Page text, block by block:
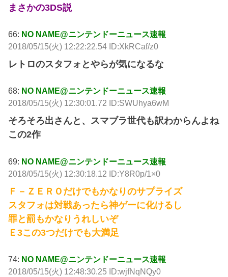
まさかの3DS説
66: NO NAME@ニンテンドーニュース速報
2018/05/15(火) 12:22:22.54 ID:XkRCaf/z0
レトロのスタフォとやらが気になるな
68: NO NAME@ニンテンドーニュース速報
2018/05/15(火) 12:30:01.72 ID:SWUhya6wM
そろそろ出さんと、スマブラ世代も訳わからんよね
この2作
69: NO NAME@ニンテンドーニュース速報
2018/05/15(火) 12:30:18.12 ID:Y8R0p/1×0
Ｆ－ＺＥＲＯだけでもかなりのサプライズ
スタフォは対戦あったら神ゲーに化けるし
罪と罰もかなりうれしいぞ
Ｅ3この3つだけでも大満足
74: NO NAME@ニンテンドーニュース速報
2018/05/15(火) 12:48:30.25 ID:wjfNqNQy0